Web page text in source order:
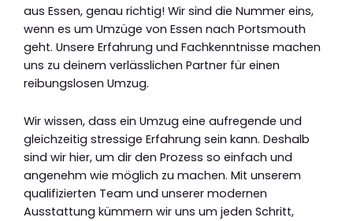
aus Essen, genau richtig! Wir sind die Nummer eins,
wenn es um Umzüge von Essen nach Portsmouth
geht. Unsere Erfahrung und Fachkenntnisse machen
uns zu deinem verlässlichen Partner für einen
reibungslosen Umzug.
Wir wissen, dass ein Umzug eine aufregende und
gleichzeitig stressige Erfahrung sein kann. Deshalb
sind wir hier, um dir den Prozess so einfach und
angenehm wie möglich zu machen. Mit unserem
qualifizierten Team und unserer modernen
Ausstattung kümmern wir uns um jeden Schritt,